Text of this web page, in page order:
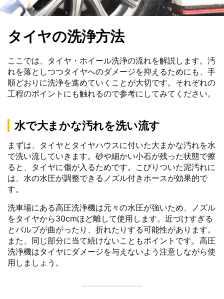
タイヤの洗浄方法
ここでは、タイヤ・ホイール洗浄の流れを解説します。汚
れを落としつつタイヤへのダメージを抑えるためにも、手
順どおりに洗浄を進めていくことが大切です。それぞれの
工程のポイントにも触れるので参考にしてみてください。
水で大まかな汚れを洗い流す
まずは、タイヤとタイヤハウスに付いた大まかな汚れを水
で洗い流していきます。砂や細かい小石が残った状態で擦
ると、タイヤに傷が入るためです。こびりついた泥汚れに
は、水の水圧が調整できるノズル付きホースが効果的で
す。
洗車場にある高圧洗浄機は元々の水圧が強いため、ノズル
をタイヤから30cmほど離して使用します。近づけすぎる
とバルブが曲がったり、折れたりする可能性があります。
また、同じ部分に当て続けないこともポイントです。高圧
洗浄機はタイヤにダメージを与えないよう注意しながら使
用しましょう。